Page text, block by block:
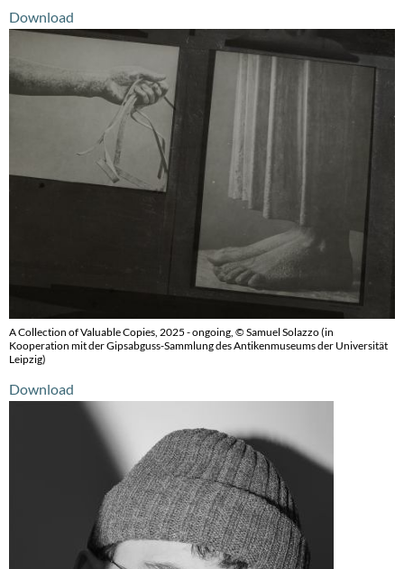
Download
A Collection of Valuable Copies, 2025 - ongoing, © Samuel Solazzo (in
Kooperation mit der Gipsabguss-Sammlung des Antikenmuseums der Universität
Leipzig)
Download